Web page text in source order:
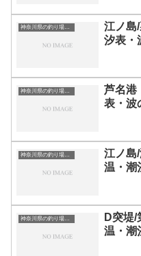
神奈川県の釣り場一覧
江ノ島
汐表・
神奈川県の釣り場一覧
芦名港
表・波
神奈川県の釣り場一覧
江ノ島
温・潮
神奈川県の釣り場一覧
D突堤/
温・潮